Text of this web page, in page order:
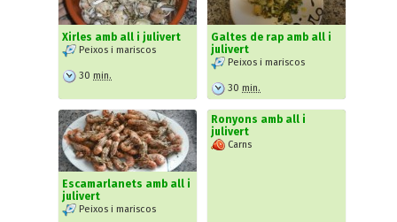
Xirles amb all i julivert
Peixos i mariscos
30 min.
Galtes de rap amb all i
julivert
Peixos i mariscos
30 min.
Escamarlanets amb all i
julivert
Peixos i mariscos
Ronyons amb all i
julivert
Carns